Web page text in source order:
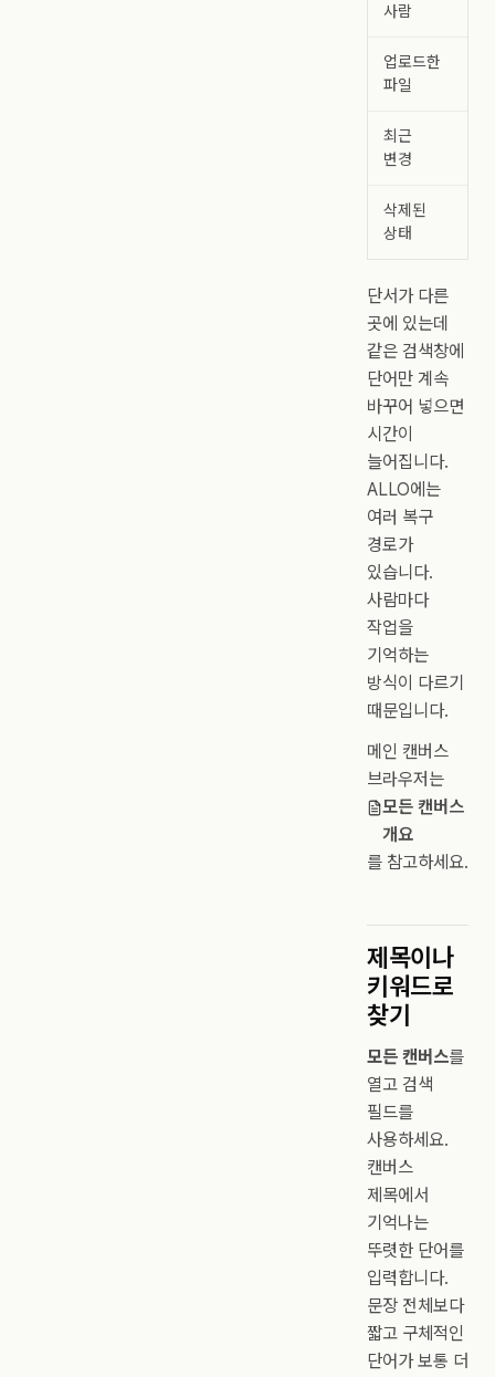
사람
업로드한
파일
최근
변경
삭제된
상태
단서가 다른
곳에 있는데
같은 검색창에
단어만 계속
바꾸어 넣으면
시간이
늘어집니다.
ALLO에는
여러 복구
경로가
있습니다.
사람마다
작업을
기억하는
방식이 다르기
때문입니다.
메인 캔버스
브라우저는
모든 캔버스
개요
를 참고하세요.
제목이나
키워드로
찾기
모든 캔버스를
열고 검색
필드를
사용하세요.
캔버스
제목에서
기억나는
뚜렷한 단어를
입력합니다.
문장 전체보다
짧고 구체적인
단어가 보통 더